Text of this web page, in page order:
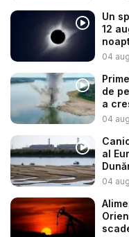
Un
12
oda...
04
de
a
04
al
04